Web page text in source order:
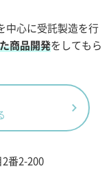
中心に受託製造を行
商品開発をしてもら
番2-200